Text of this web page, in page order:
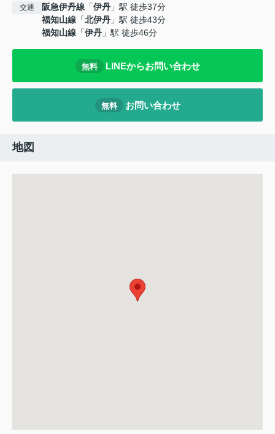
交通 阪急伊丹線 「伊丹 」駅 徒歩37分
福知山線 「北伊丹 」駅 徒歩43分
福知山線 「伊丹 」駅 徒歩46分
無料 LINEからお問い合わせ
無料 お問い合わせ
地図